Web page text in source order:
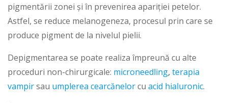
pigmentării zonei și în prevenirea apariției petelor.
Astfel, se reduce melanogeneza, procesul prin care se
produce pigment de la nivelul pielii.
Depigmentarea se poate realiza împreună cu alte
proceduri non-chirurgicale: microneedling,terapia
vampirsau umplerea cearcănelorcu acid hialuronic.